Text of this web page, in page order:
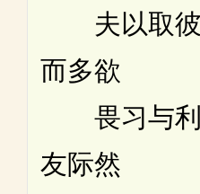
夫以取
而多欲
畏习与
友际然